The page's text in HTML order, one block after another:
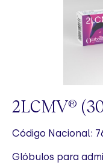
2LCMV®
Código Nacional:
Glóbulos para